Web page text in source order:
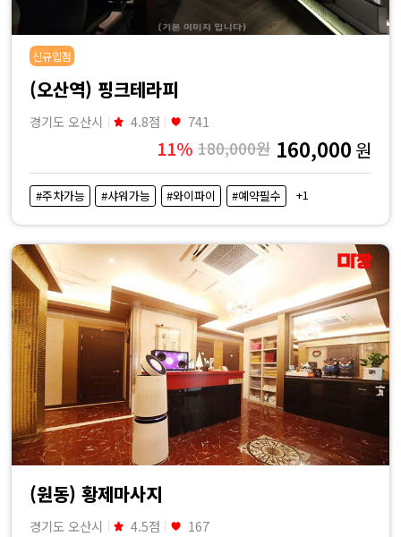
신규입점
(오산역) 핑크테라피
경기도 오산시 4.8점 741
11% 180,000원 160,000 원
#주차가능 #샤워가능 #와이파이 #예약필수 +1
(원동) 황제마사지
경기도 오산시 4.5점 167